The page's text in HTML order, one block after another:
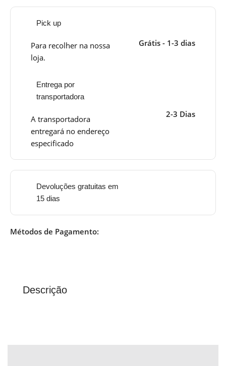
Pick up
Para recolher na nossa
loja.
Grátis - 1-3 dias
Entrega por
transportadora
A transportadora
entregará no endereço
especificado
2-3 Dias
Devoluções gratuitas em
15 dias
Métodos de Pagamento:
Descrição